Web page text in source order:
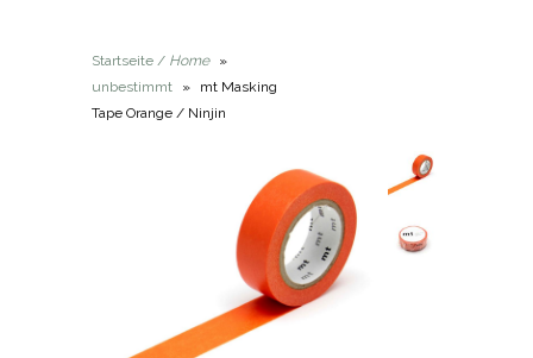
Startseite / Home
»
unbestimmt
»
mt Masking
Tape Orange / Ninjin